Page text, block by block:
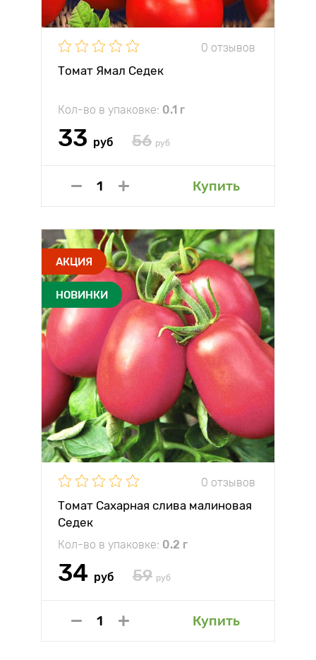
0 отзывов
Томат Ямал Седек
Кол-во в упаковке: 0.1 г
33 руб 56 руб
Купить
АКЦИЯ
НОВИНКИ
0 отзывов
Томат Сахарная слива малиновая
Седек
Кол-во в упаковке: 0.2 г
34 руб 59 руб
Купить